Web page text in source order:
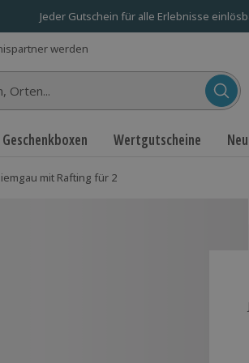
Jeder Gutschein für alle Erlebnisse
werden
Geschenkboxen Wertgutscheine Neu
mit Rafting für 2